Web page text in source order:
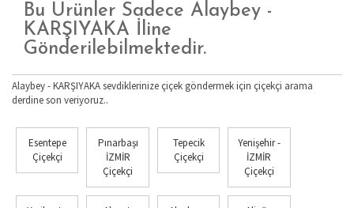
Bu Ürünler Sadece Alaybey -
KARŞIYAKA İline
Gönderilebilmektedir.
Alaybey - KARŞIYAKA sevdiklerinize çiçek göndermek için çiçekçi arama
derdine son veriyoruz..
Esentepe
Çiçekçi
Pınarbaşı
İZMİR
Çiçekçi
Tepecik
Çiçekçi
Yenişehir -
İZMİR
Çiçekçi